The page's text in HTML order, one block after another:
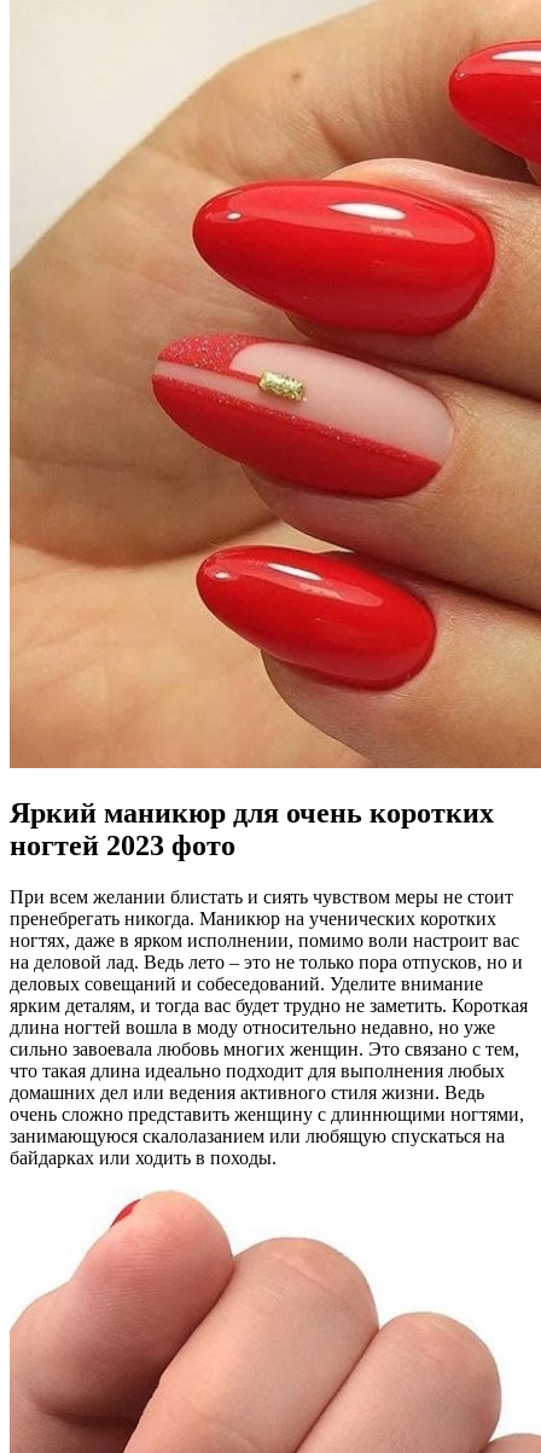
Яркий маникюр для очень коротких
ногтей 2023 фото
При всем желании блистать и сиять чувством меры не стоит
пренебрегать никогда. Маникюр на ученических коротких
ногтях, даже в ярком исполнении, помимо воли настроит вас
на деловой лад. Ведь лето – это не только пора отпусков, но и
деловых совещаний и собеседований. Уделите внимание
ярким деталям, и тогда вас будет трудно не заметить. Короткая
длина ногтей вошла в моду относительно недавно, но уже
сильно завоевала любовь многих женщин. Это связано с тем,
что такая длина идеально подходит для выполнения любых
домашних дел или ведения активного стиля жизни. Ведь
очень сложно представить женщину с длиннющими ногтями,
занимающуюся скалолазанием или любящую спускаться на
байдарках или ходить в походы.